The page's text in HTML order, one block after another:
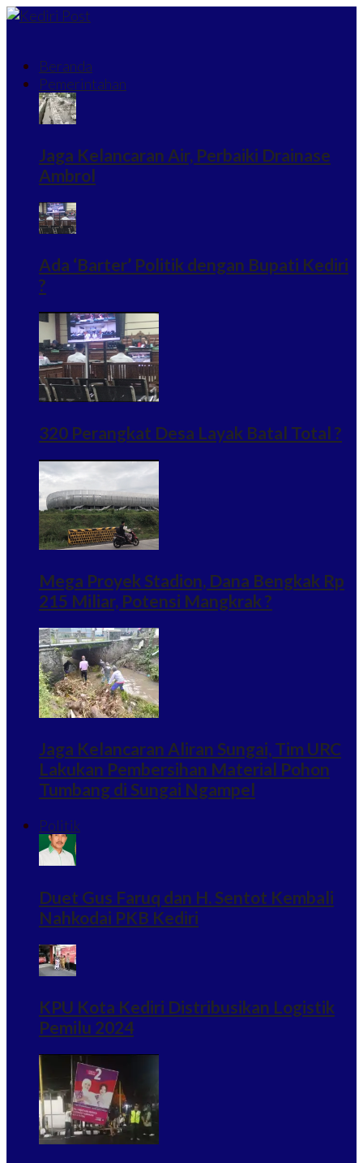
Beranda
Pemerintahan
Jaga Kelancaran Air, Perbaiki Drainase
Ambrol
Ada ‘Barter’ Politik dengan Bupati Kediri
?
320 Perangkat Desa Layak Batal Total ?
Mega Proyek Stadion, Dana Bengkak Rp
215 Miliar, Potensi Mangkrak ?
Jaga Kelancaran Aliran Sungai, Tim URC
Lakukan Pembersihan Material Pohon
Tumbang di Sungai Ngampel
Politik
Duet Gus Faruq dan H. Sentot Kembali
Nahkodai PKB Kediri
KPU Kota Kediri Distribusikan Logistik
Pemilu 2024